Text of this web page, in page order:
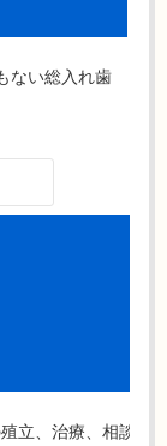
ない総入れ歯
立、治療、相談を